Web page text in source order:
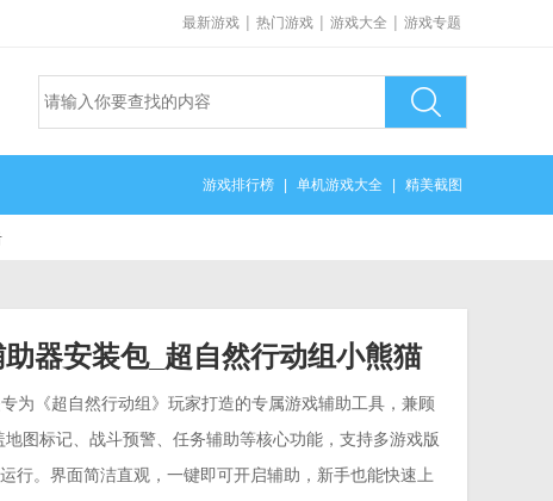
最新游戏 | 热门游戏 | 游戏大全 | 游戏专题
游戏排行榜 单机游戏大全 精美截图
器安装包_超自然行动组小熊猫
然行动组免费辅助器直装版
为《超自然行动组》玩家打造的专属游戏辅助工具，兼顾
图标记、战斗预警、任务辅助等核心功能，支持多游戏版
行。界面简洁直观，一键即可开启辅助，新手也能快速上